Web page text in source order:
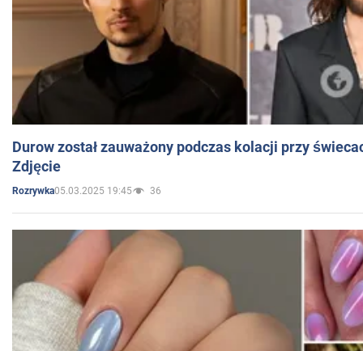
Durow został zauważony podczas kolacji przy
Zdjęcie
Rozrywka05.03.2025 19:45 36